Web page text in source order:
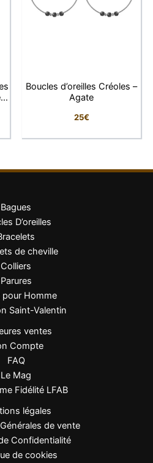
pas
style à la fois discret et
de la garde-robe
idéal pour une femme
anniversaire, une fête ou une
avec un chiffon doux
prolongé avec les produits
crème, solvants).
dans un écrin ou une
leur éclat.
ne noircissent pas et
brillance d’origine.
Boucles d’oreilles Créoles –
Agate
25€
Bagues
D’oreilles
de cheville
Colliers
Parures
pour Homme
Saint-Valentin
ventes
Compte
FAQ
Le Mag
Fidélité LFAB
légales
de vente
Confidentialité
de cookies